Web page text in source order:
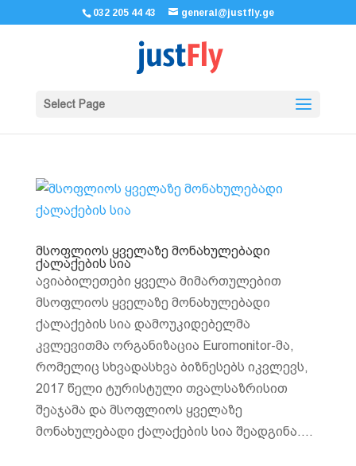
032 205 44 43 general@justfly.ge
Select Page
მსოფლიოს ყველაზე მონახულებადი
ქალაქების სია
ავიაბილეთები ყველა მიმართულებით
მსოფლიოს ყველაზე მონახულებადი
ქალაქების სია დამოუკიდებელმა
კვლევითმა ორგანიზაცია Euromonitor-მა,
რომელიც სხვადასხვა ბიზნესებს იკვლევს,
2017 წელი ტურისტული თვალსაზრისით
შეაჯამა და მსოფლიოს ყველაზე
მონახულებადი ქალაქების სია შეადგინა....